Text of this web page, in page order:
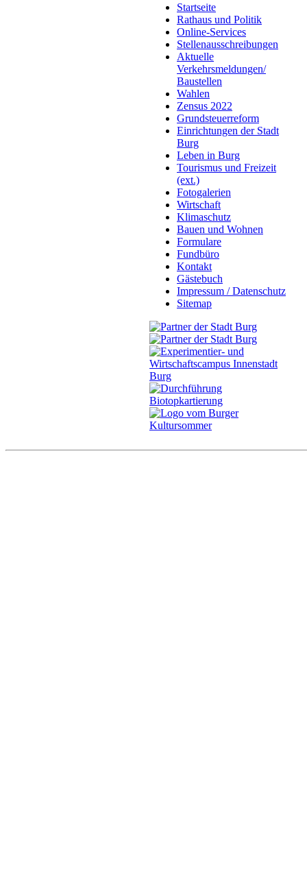
Startseite
Rathaus und Politik
Online-Services
Stellenausschreibungen
Aktuelle
Verkehrsmeldungen/
Baustellen
Wahlen
Zensus 2022
Grundsteuerreform
Einrichtungen der Stadt
Burg
Leben in Burg
Tourismus und Freizeit
(ext.)
Fotogalerien
Wirtschaft
Klimaschutz
Bauen und Wohnen
Formulare
Fundbüro
Kontakt
Gästebuch
Impressum / Datenschutz
Sitemap